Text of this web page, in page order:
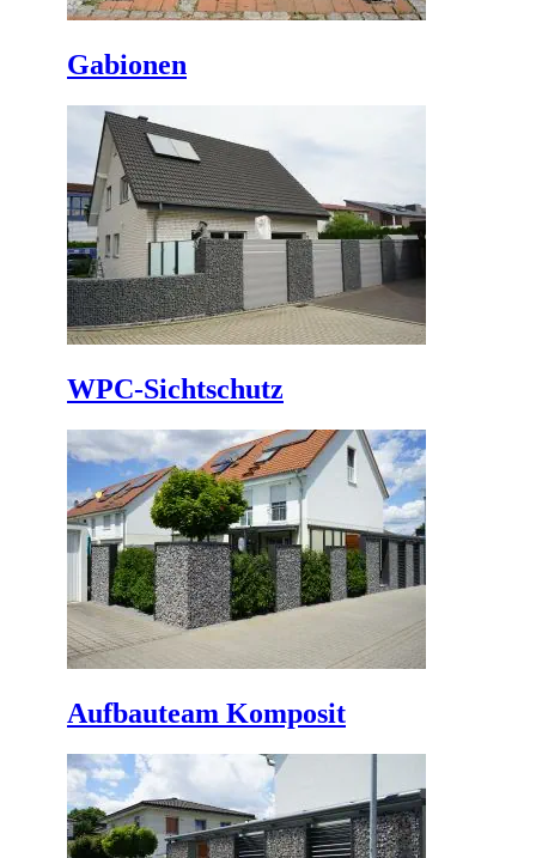
Gabionen
WPC-Sichtschutz
Aufbauteam Komposit